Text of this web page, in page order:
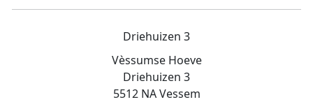
Driehuizen 3
Vèssumse Hoeve
Driehuizen 3
5512 NA Vessem